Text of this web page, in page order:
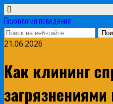
Психология поведения
21.06.2026
Как клининг